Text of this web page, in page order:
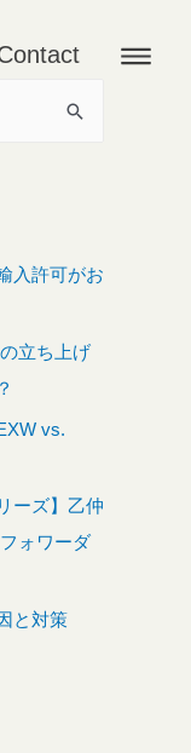
入許可がお
立ち上げ
vs.
ーズ】乙仲
ォワーダ
と対策